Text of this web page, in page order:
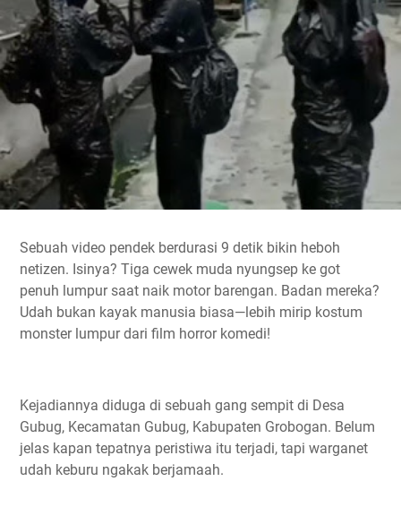
Sebuah video pendek berdurasi 9 detik bikin heboh
netizen. Isinya? Tiga cewek muda nyungsep ke got
penuh lumpur saat naik motor barengan. Badan mereka?
Udah bukan kayak manusia biasa—lebih mirip kostum
monster lumpur dari film horror komedi!
Kejadiannya diduga di sebuah gang sempit di Desa
Gubug, Kecamatan Gubug, Kabupaten Grobogan. Belum
jelas kapan tepatnya peristiwa itu terjadi, tapi warganet
udah keburu ngakak berjamaah.